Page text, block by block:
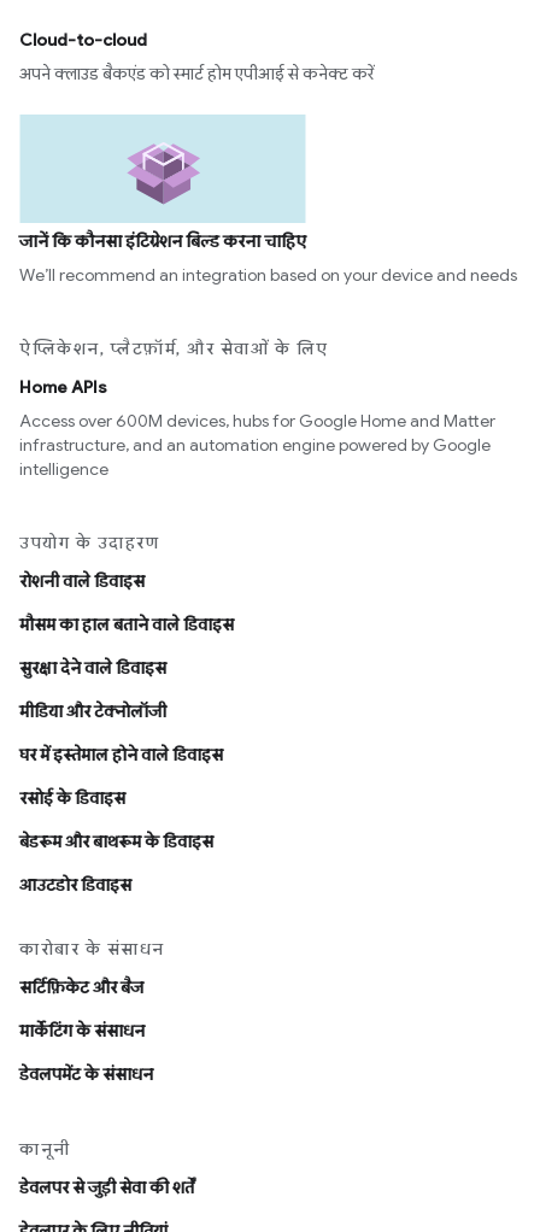
Cloud-to-cloud
अपने क्लाउड बैकएंड को स्मार्ट होम एपीआई से कनेक्ट करें
जानें कि कौनसा इंटिग्रेशन बिल्ड करना चाहिए
We’ll recommend an integration based on your device and needs
ऐप्लिकेशन, प्लैटफ़ॉर्म, और सेवाओं के लिए
Home APIs
Access over 600M devices, hubs for Google Home and Matter
infrastructure, and an automation engine powered by Google
intelligence
उपयोग के उदाहरण
रोशनी वाले डिवाइस
मौसम का हाल बताने वाले डिवाइस
सुरक्षा देने वाले डिवाइस
मीडिया और टेक्नोलॉजी
घर में इस्तेमाल होने वाले डिवाइस
रसोई के डिवाइस
बेडरूम और बाथरूम के डिवाइस
आउटडोर डिवाइस
कारोबार के संसाधन
सर्टिफ़िकेट और बैज
मार्केटिंग के संसाधन
डेवलपमेंट के संसाधन
कानूनी
डेवलपर से जुड़ी सेवा की शर्तें